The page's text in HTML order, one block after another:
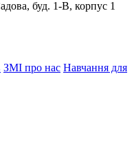
буд. 1-В, корпус 1
ЗМІ про нас Навчання для